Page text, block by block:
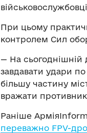
При цьому
контролем Сил
— На сьогоднішній
завдавати удари
більшу частину
вражати
Раніше
переважно FPV-